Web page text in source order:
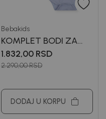
Bebakids
KOMPLET BODI ZA
DEČAKE GRANT
1.832,00 RSD
2.290,00RSD
DODAJ U KORPU